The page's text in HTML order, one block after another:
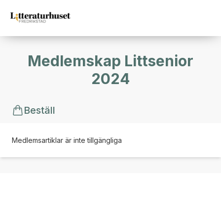
Medlemskap Littsenior
2024
Beställ
Medlemsartiklar är inte tillgängliga